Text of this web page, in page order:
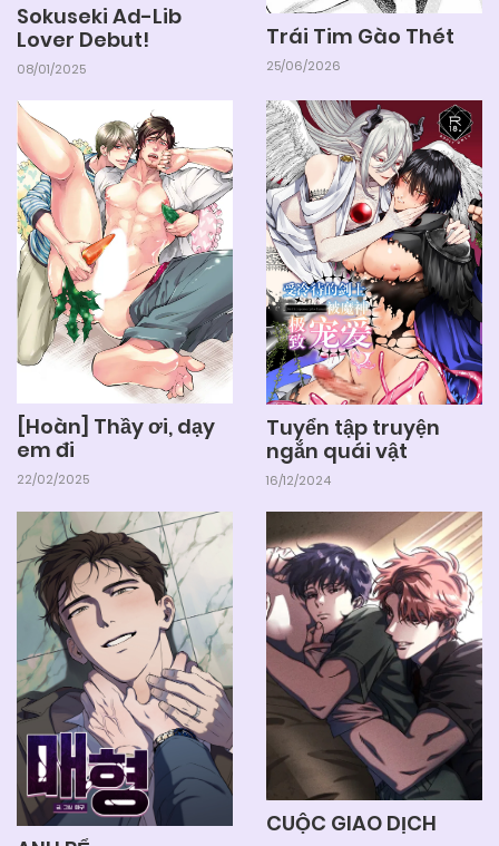
Sokuseki Ad-Lib
Lover Debut!
08/01/2025
Trái Tim Gào Thét
25/06/2026
[Hoàn] Thầy ơi, dạy
em đi
22/02/2025
Tuyển tập truyện
ngắn quái vật
16/12/2024
CUỘC GIAO DỊCH